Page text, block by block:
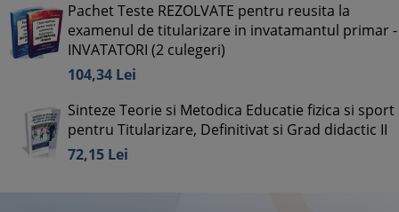
Pachet Teste REZOLVATE pentru reusita la
examenul de titularizare in invatamantul primar -
INVATATORI (2 culegeri)
104,34 Lei
Sinteze Teorie si Metodica Educatie fizica si sport
pentru Titularizare, Definitivat si Grad didactic II
72,15 Lei